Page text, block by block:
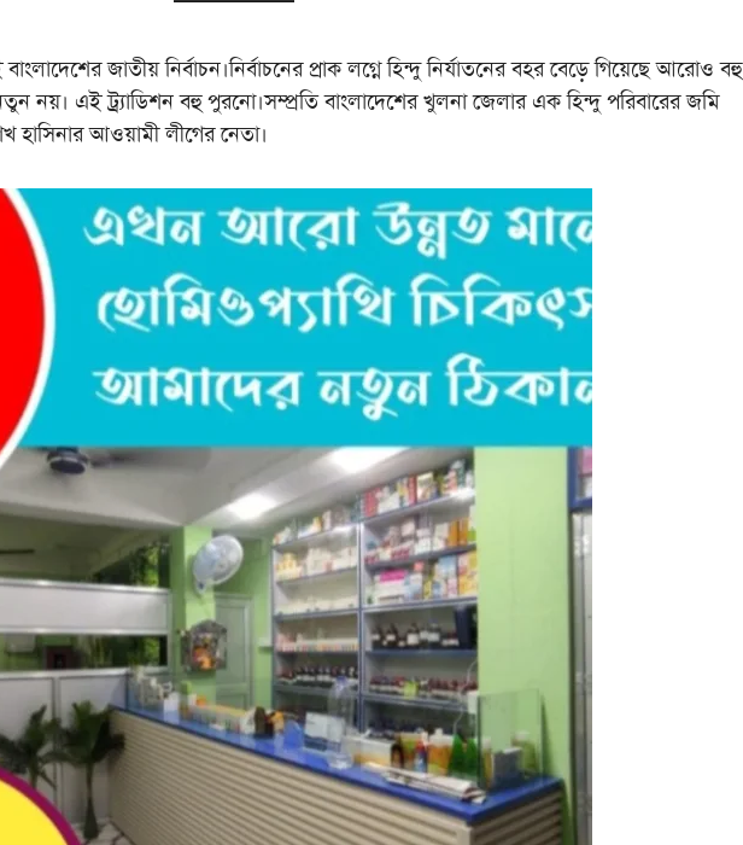
জাতীয় নির্বাচন।নির্বাচনের প্রাক লগ্নে হিন্দু নির্যাতনের বহর বেড়ে গিয়েছে আরোও বহু
নয়। এই ট্র্যাডিশন বহু পুরনো।সম্প্রতি বাংলাদেশের খুলনা জেলার এক হিন্দু পরিবারের জমি
হাসিনার আওয়ামী লীগের নেতা।